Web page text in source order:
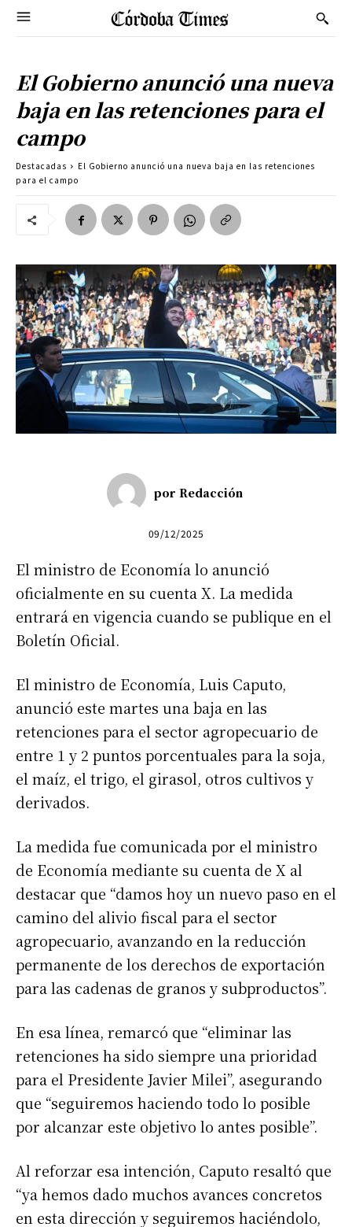
El Gobierno anunció una nueva
baja en las retenciones para el
campo
Destacadas
El Gobierno anunció una nueva baja en las retenciones
para el campo
por Redacción
09/12/2025
El ministro de Economía lo anunció
oficialmente en su cuenta X. La medida
entrará en vigencia cuando se publique en el
Boletín Oficial.
El ministro de Economía, Luis Caputo,
anunció este martes una baja en las
retenciones para el sector agropecuario de
entre 1 y 2 puntos porcentuales para la soja,
el maíz, el trigo, el girasol, otros cultivos y
derivados.
La medida fue comunicada por el ministro
de Economía mediante su cuenta de X al
destacar que “damos hoy un nuevo paso en el
camino del alivio fiscal para el sector
agropecuario, avanzando en la reducción
permanente de los derechos de exportación
para las cadenas de granos y subproductos”.
En esa línea, remarcó que “eliminar las
retenciones ha sido siempre una prioridad
para el Presidente Javier Milei”, asegurando
que “seguiremos haciendo todo lo posible
por alcanzar este objetivo lo antes posible”.
Al reforzar esa intención, Caputo resaltó que
“ya hemos dado muchos avances concretos
en esta dirección y seguiremos haciéndolo,